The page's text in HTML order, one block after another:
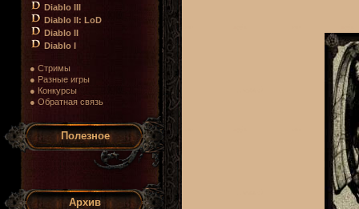
Diablo III
Diablo II: LoD
Diablo II
Diablo I
● Стримы
● Разные игры
● Конкурсы
● Обратная связь
Полезное
Архив